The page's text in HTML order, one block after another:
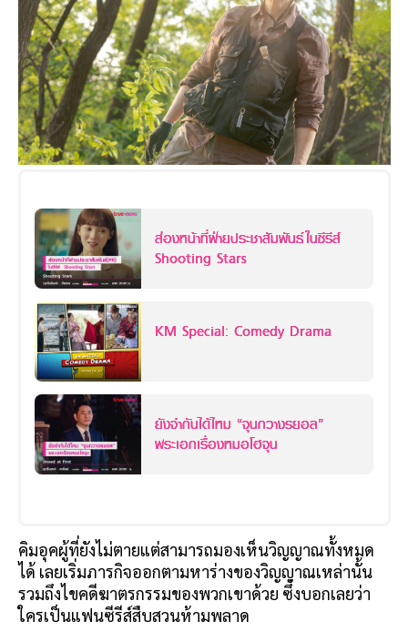
ส่องหน้าที่ฝ่ายประชาสัมพันธ์ในซีรีส์
Shooting Stars
KM Special: Comedy Drama
ยังจำกันได้ไหม “จุนกวางรยอล”
พระเอกเรื่องหมอโฮจุน
คิมอุคผู้ที่ยังไม่ตายแต่สามารถมองเห็นวิญญาณทั้งหมด
ได้ เลยเริ่มภารกิจออกตามหาร่างของวิญญาณเหล่านั้น
รวมถึงไขคดีฆาตรกรรมของพวกเขาด้วย ซึ่งบอกเลยว่า
ใครเป็นแฟนซีรีส์สืบสวนห้ามพลาด